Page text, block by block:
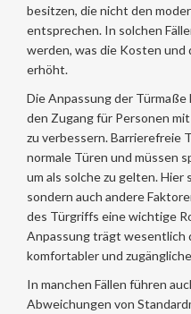
besitzen, die nicht den
entsprechen. In solchen
werden, was die Kosten
erhöht.
Die Anpassung der Türmaße
den Zugang für Personen
zu verbessern. Barrierefreie
normale Türen und müssen
um als solche zu gelten.
sondern auch andere
des Türgriffs eine wichtige
Anpassung trägt wesentlich
komfortabler und
In manchen Fällen führen
Abweichungen von